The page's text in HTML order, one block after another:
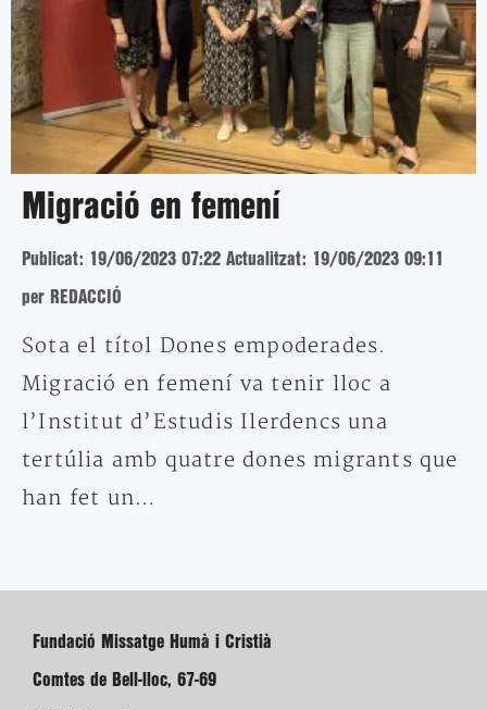
Migració en femení
Publicat: 19/06/2023 07:22 Actualitzat: 19/06/2023 09:11
per REDACCIÓ
Sota el títol Dones empoderades.
Migració en femení va tenir lloc a
l’Institut d’Estudis Ilerdencs una
tertúlia amb quatre dones migrants que
han fet un…
Fundació Missatge Humà i Cristià
Comtes de Bell-lloc, 67-69